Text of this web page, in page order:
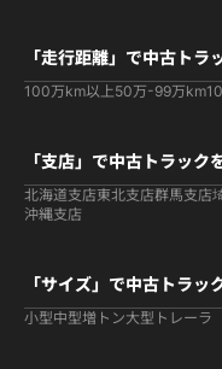
「走行距離」で中古トラ
100万km以上50万-99万km
「支店」で中古トラック
北海道支店東北支店群馬支店
沖縄支店
「サイズ」で中古トラッ
小型中型増トン大型 トレーラ